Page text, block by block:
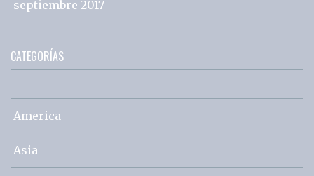
septiembre 2017
CATEGORÍAS
America
Asia